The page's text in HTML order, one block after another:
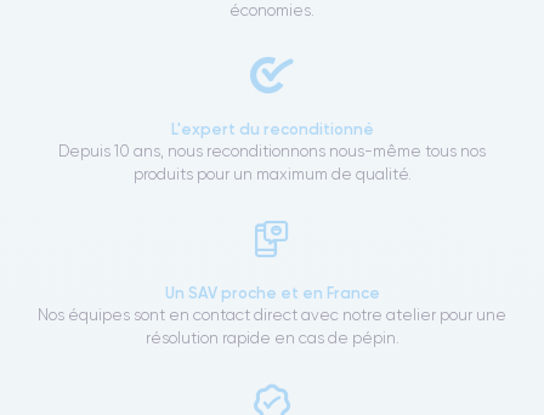
économies.
L'expert du reconditionné
Depuis 10 ans, nous reconditionnons nous-même tous nos
produits pour un maximum de qualité.
Un SAV proche et en France
Nos équipes sont en contact direct avec notre atelier pour une
résolution rapide en cas de pépin.